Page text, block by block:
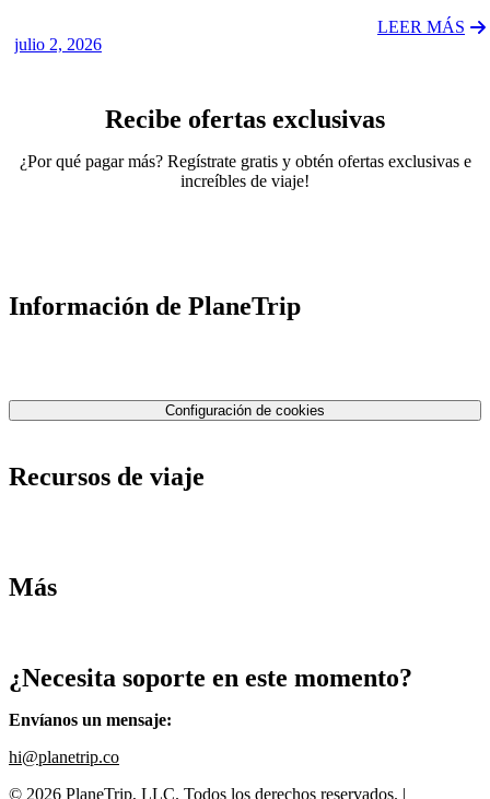
julio 2, 2026
LEER MÁS
Recibe ofertas exclusivas
¿Por qué pagar más? Regístrate gratis y obtén ofertas exclusivas e
increíbles de viaje!
Información de PlaneTrip
Configuración de cookies
Recursos de viaje
Más
¿Necesita soporte en este momento?
Envíanos un mensaje:
hi@planetrip.co
© 2026 PlaneTrip, LLC. Todos los derechos reservados. |